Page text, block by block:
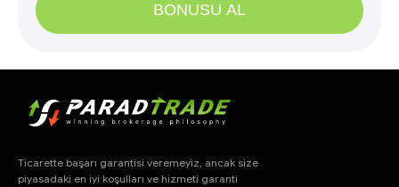
BONUSU AL
Ticarette başarı garantisi veremeyiz, ancak size
piyasadaki en iyi koşulları ve hizmeti garanti